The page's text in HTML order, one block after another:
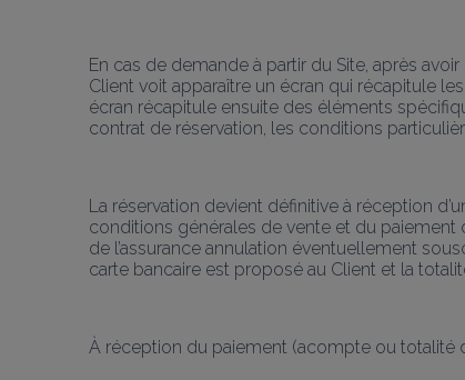
En cas de demande à partir du Site, après
Client voit apparaître un écran qui récapitule
écran récapitule ensuite des éléments
contrat de réservation, les conditions
La réservation devient définitive à réception
conditions générales de vente et du paiement
de l’assurance annulation éventuellement
carte bancaire est proposé au Client et la
À réception du paiement (acompte ou totalité